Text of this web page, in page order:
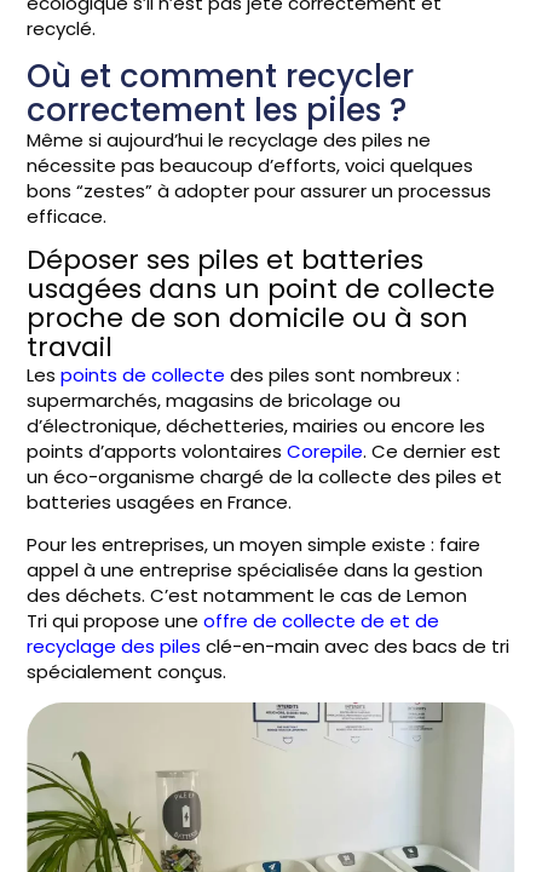
recyclé.
Où et comment recycler
correctement les piles ?
Même si aujourd’hui le recyclage des piles ne
nécessite pas beaucoup d’efforts, voici quelques
bons “zestes” à adopter pour assurer un processus
efficace.
Déposer ses piles et batteries
usagées dans un point de collecte
proche de son domicile ou à son
travail
Lespoints de collecte des piles sont nombreux :
supermarchés, magasins de bricolage ou
d’électronique, déchetteries, mairies ou encore les
points d’apports volontairesCorepile. Ce dernier est
un éco-organisme chargé de la collecte des piles et
batteries usagées en France.
Pour les entreprises, un moyen simple existe : faire
appel à une entreprise spécialisée dans la gestion
des déchets. C’est notamment le cas de Lemon
Tri qui propose uneoffre de collecte de et de
recyclage des piles clé-en-main avec des bacs de tri
spécialement conçus.